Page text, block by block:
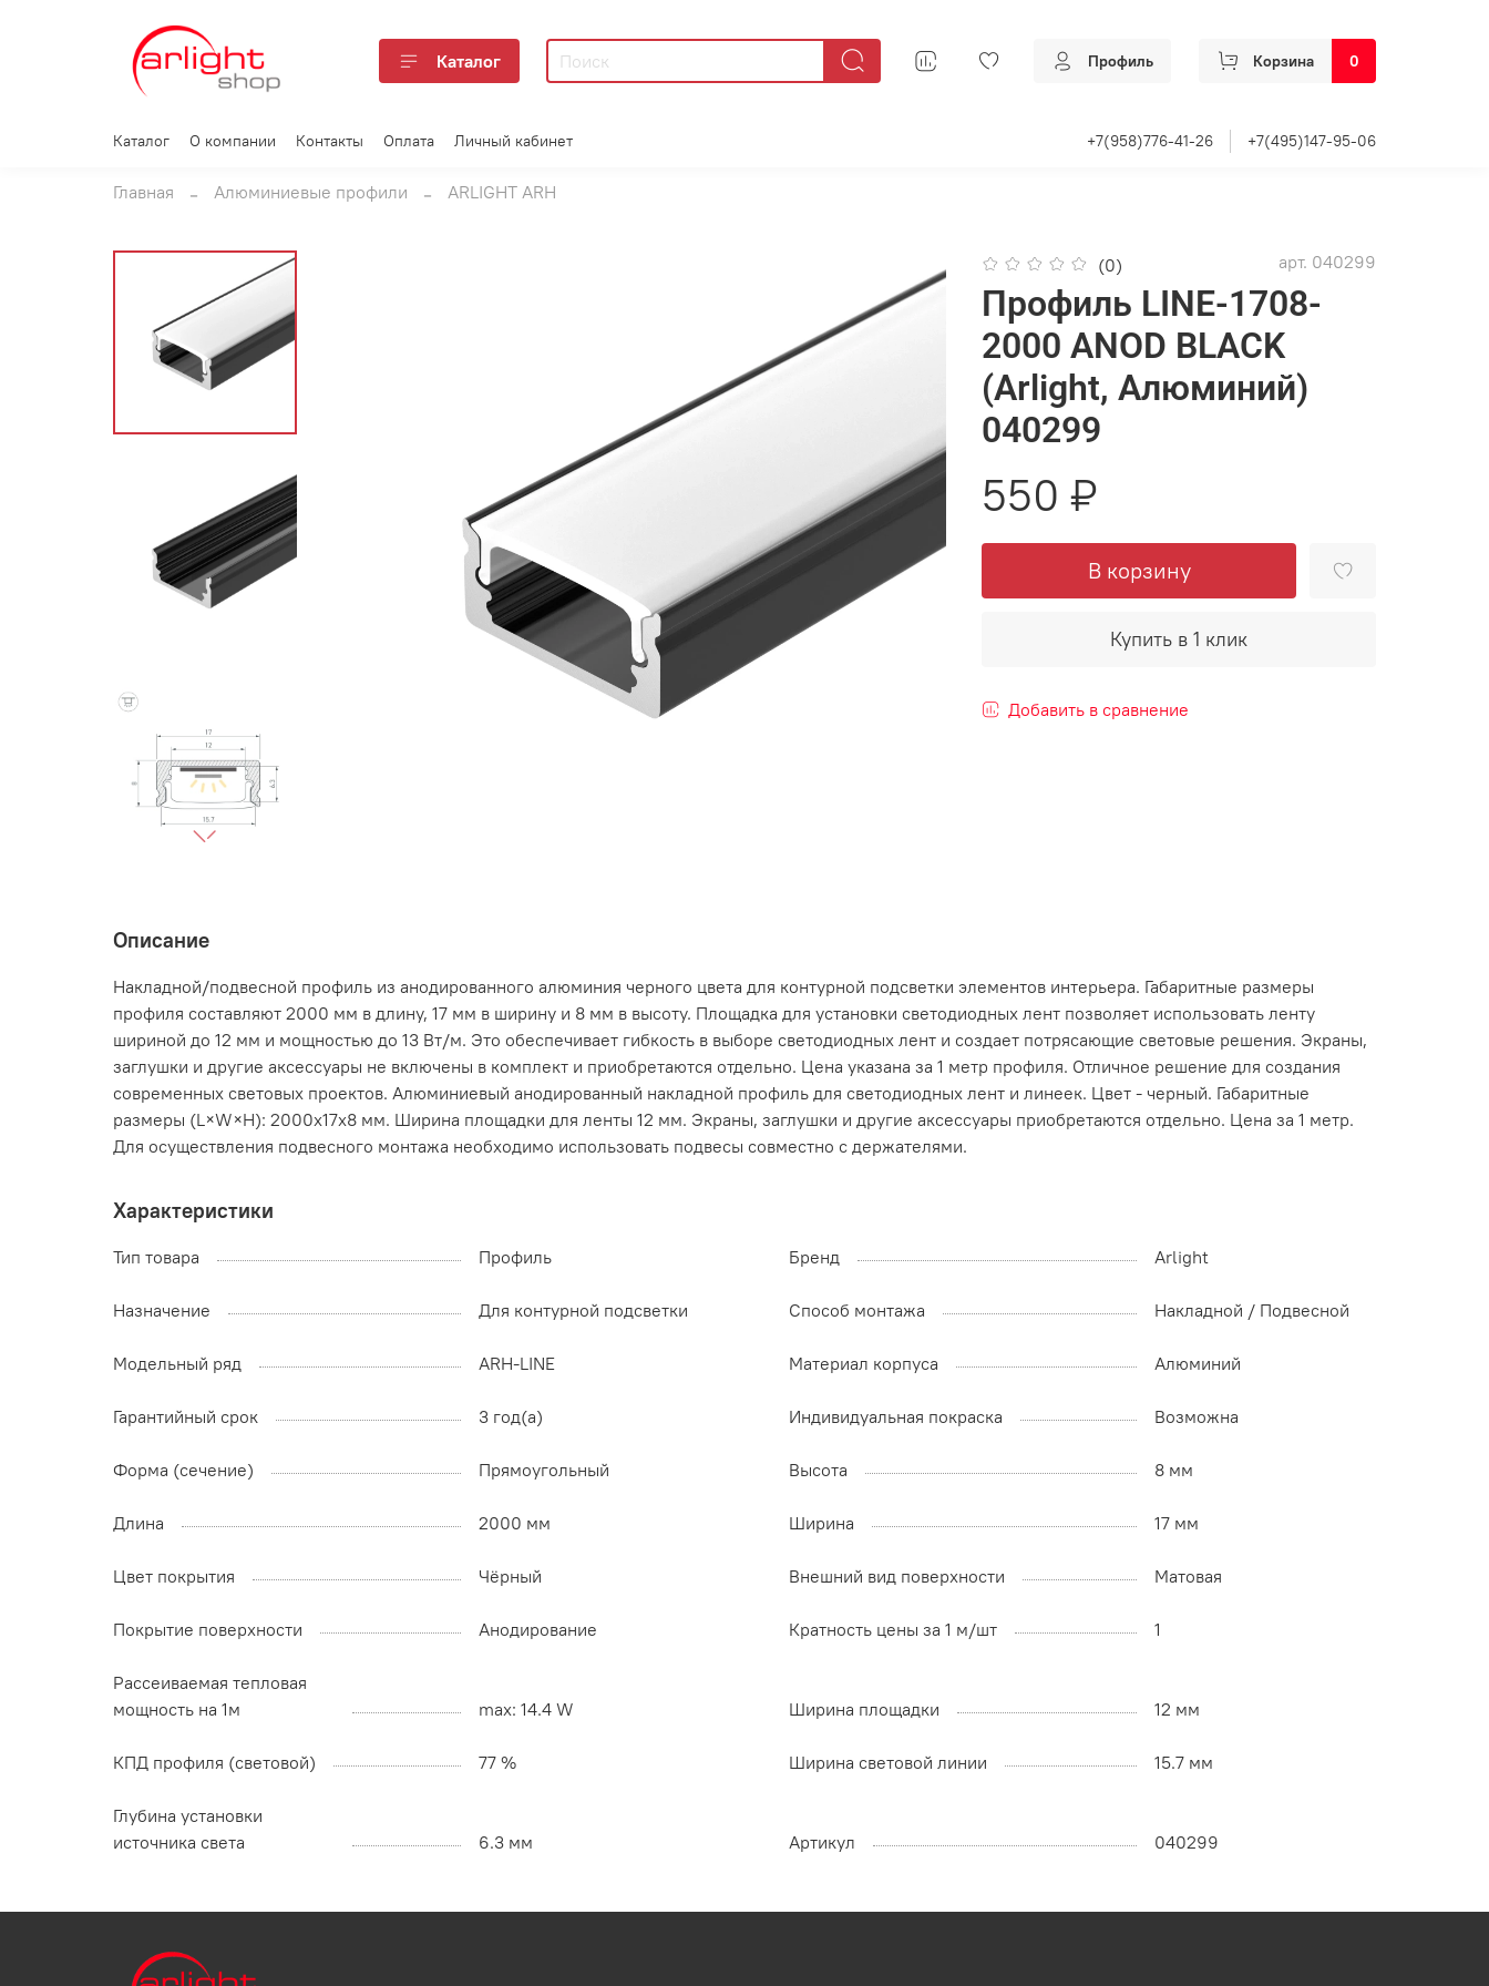
Каталог Профиль Корзина 0
Каталог О компании Контакты Оплата Личный кабинет +7(958)776-41-26 +7(495)147-95-06
Главная Алюминиевые профили ARLIGHT ARH
(0) арт. 040299
Профиль LINE-1708-
2000 ANOD BLACK
(Arlight, Алюминий)
040299
550 ₽
В корзину
Купить в 1 клик
Добавить в сравнение
Описание
Накладной/подвесной профиль из анодированного алюминия черного цвета для контурной подсветки элементов интерьера. Габаритные размеры
профиля составляют 2000 мм в длину, 17 мм в ширину и 8 мм в высоту. Площадка для установки светодиодных лент позволяет использовать ленту
шириной до 12 мм и мощностью до 13 Вт/м. Это обеспечивает гибкость в выборе светодиодных лент и создает потрясающие световые решения. Экраны,
заглушки и другие аксессуары не включены в комплект и приобретаются отдельно. Цена указана за 1 метр профиля. Отличное решение для создания
современных световых проектов. Алюминиевый анодированный накладной профиль для светодиодных лент и линеек. Цвет - черный. Габаритные
размеры (L×W×H): 2000x17x8 мм. Ширина площадки для ленты 12 мм. Экраны, заглушки и другие аксессуары приобретаются отдельно. Цена за 1 метр.
Для осуществления подвесного монтажа необходимо использовать подвесы совместно с держателями.
Характеристики
Тип товара Профиль Бренд Arlight
Назначение Для контурной подсветки Способ монтажа Накладной / Подвесной
Модельный ряд ARH-LINE Материал корпуса Алюминий
Гарантийный срок 3 год(а) Индивидуальная покраска Возможна
Форма (сечение) Прямоугольный Высота 8 мм
Длина 2000 мм Ширина 17 мм
Цвет покрытия Чёрный Внешний вид поверхности Матовая
Покрытие поверхности Анодирование Кратность цены за 1 м/шт 1
Рассеиваемая тепловая
мощность на 1м
max: 14.4 W Ширина площадки 12 мм
КПД профиля (cветовой) 77 % Ширина световой линии 15.7 мм
Глубина установки
источника света
6.3 мм Артикул 040299